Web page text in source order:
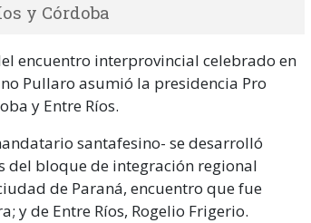
y Córdoba
encuentro interprovincial celebrado en
Pullaro asumió la presidencia Pro
y Entre Ríos.
santafesino- se desarrolló
del bloque de integración regional
de Paraná, encuentro que fue
y de Entre Ríos, Rogelio Frigerio.